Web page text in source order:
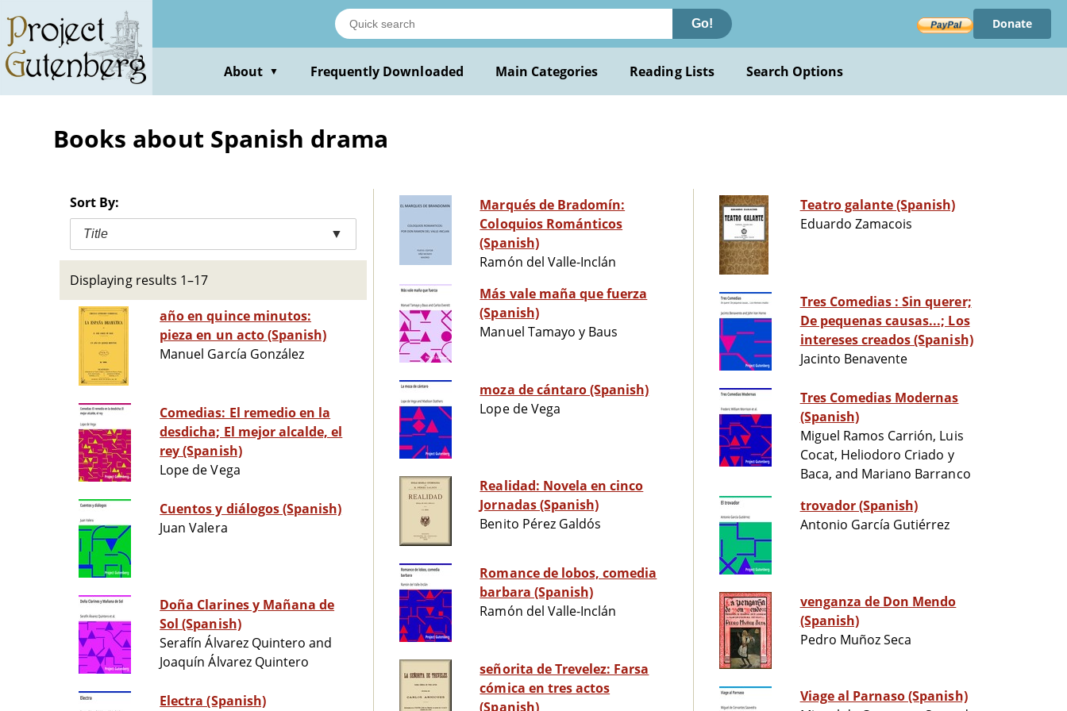
main
content
Go! Donate
About ▼ Frequently Downloaded Main Categories Reading Lists Search Options
Books about Spanish drama
Sort By:
Title ▼
Displaying results 1–17
año en quince minutos:
pieza en un acto (Spanish)
Manuel García González
Comedias: El remedio en la
desdicha; El mejor alcalde, el
rey (Spanish)
Lope de Vega
Cuentos y diálogos (Spanish)
Juan Valera
Doña Clarines y Mañana de
Sol (Spanish)
Serafín Álvarez Quintero and
Joaquín Álvarez Quintero
Electra (Spanish)
Marqués de Bradomín:
Coloquios Románticos
(Spanish)
Ramón del Valle-Inclán
Más vale maña que fuerza
(Spanish)
Manuel Tamayo y Baus
moza de cántaro (Spanish)
Lope de Vega
Realidad: Novela en cinco
Jornadas (Spanish)
Benito Pérez Galdós
Romance de lobos, comedia
barbara (Spanish)
Ramón del Valle-Inclán
señorita de Trevelez: Farsa
cómica en tres actos
(Spanish)
Teatro galante (Spanish)
Eduardo Zamacois
Tres Comedias : Sin querer;
De pequenas causas...; Los
intereses creados (Spanish)
Jacinto Benavente
Tres Comedias Modernas
(Spanish)
Miguel Ramos Carrión, Luis
Cocat, Heliodoro Criado y
Baca, and Mariano Barranco
trovador (Spanish)
Antonio García Gutiérrez
venganza de Don Mendo
(Spanish)
Pedro Muñoz Seca
Viage al Parnaso (Spanish)